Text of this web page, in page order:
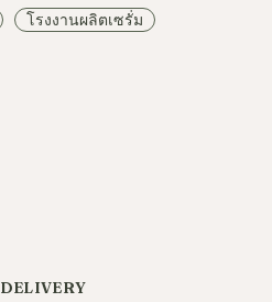
โรงงานผลิตเซรั่ม